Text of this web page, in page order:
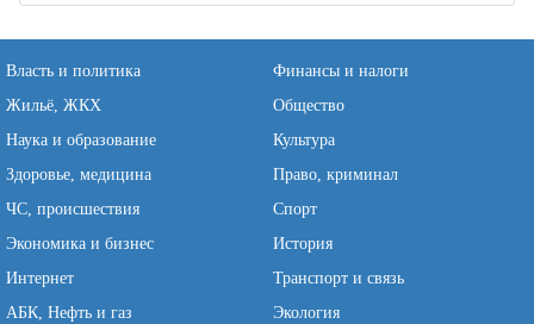
Власть и политика
Финансы и налоги
Жильё, ЖКХ
Общество
Наука и образование
Культура
Здоровье, медицина
Право, криминал
ЧС, происшествия
Спорт
Экономика и бизнес
История
Интернет
Транспорт и связь
АБК, Нефть и газ
Экология